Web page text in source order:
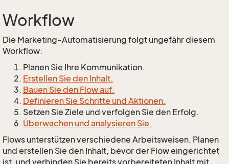
Workflow
Die Marketing-Automatisierung folgt ungefähr diesem
Workflow:
Planen Sie Ihre Kommunikation.
Erstellen Sie den Inhalt.
Bauen Sie den Flow auf.
Definieren Sie Schritte und Aktionen.
Setzen Sie Ziele und verfolgen Sie den Erfolg.
Überwachen und analysieren Sie.
Flows unterstützen verschiedene Arbeitsweisen. Planen
und erstellen Sie den Inhalt, bevor der Flow eingerichtet